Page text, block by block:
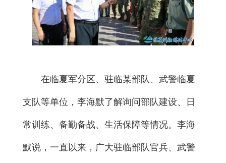
在临夏军分区、驻临某部队、武警临夏
支队等单位，李海默了解询问部队建设、日
常训练、备勤备战、生活保障等情况。李海
默说，一直以来，广大驻临部队官兵、武警